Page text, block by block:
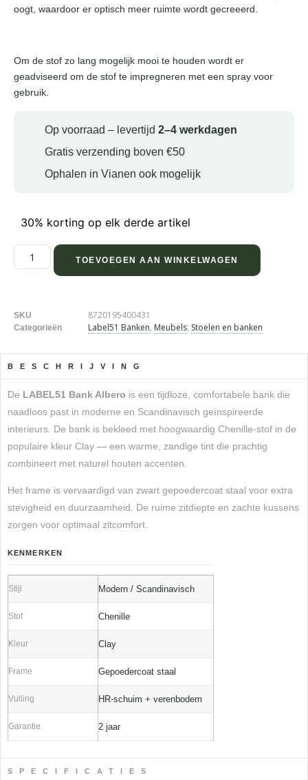
oogt, waardoor er optisch meer ruimte wordt gecreeerd.
Om de stof zo lang mogelijk mooi te houden wordt er
geadviseerd om de stof te impregneren met een spray voor
gebruik.
Op voorraad – levertijd 2–4 werkdagen
Gratis verzending boven €50
Ophalen in Vianen ook mogelijk
30% korting op elk derde artikel
TOEVOEGEN AAN WINKELWAGEN
SKU 8720195400431
Categorieën Label51 Banken, Meubels, Stoelen en banken
BESCHRIJVING
De LABEL51 Bank Albero is een tijdloze, comfortabele bank die
naadloos past in moderne en Scandinavisch geïnspireerde
interieurs. De bank is bekleed met hoogwaardig Chenille-stof in de
populaire kleur Clay — een warme, zandige tint die prachtig
combineert met naturel houten accenten.
Het frame is vervaardigd van zwart gepoedercoat staal voor extra
stevigheid en duurzaamheid. De ruime zitdiepte en zachte kussens
zorgen voor optimaal zitcomfort.
KENMERKEN
Stijl Modern / Scandinavisch
Stof Chenille
Kleur Clay
Frame Gepoedercoat staal
Vulling HR-schuim + verenbodem
Garantie 2 jaar
SPECIFICATIES